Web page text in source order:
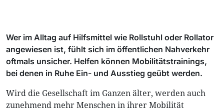
Wer im Alltag auf Hilfsmittel wie Rollstuhl oder Rollator
angewiesen ist, fühlt sich im öffentlichen Nahverkehr
oftmals unsicher. Helfen können Mobilitätstrainings,
bei denen in Ruhe Ein- und Ausstieg geübt werden.
Wird die Gesellschaft im Ganzen älter, werden auch
zunehmend mehr Menschen in ihrer Mobilität